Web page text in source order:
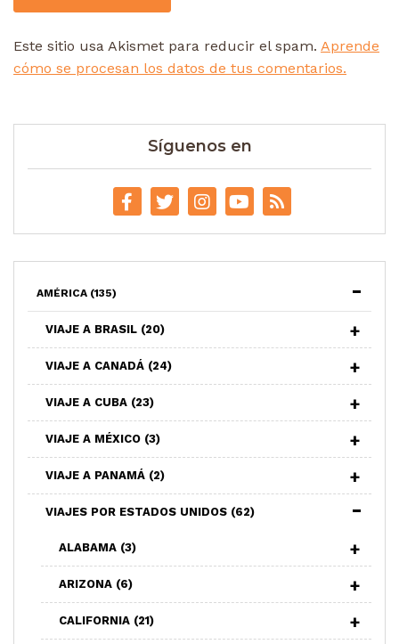
Este sitio usa Akismet para reducir el spam. Aprende
cómo se procesan los datos de tus comentarios.
Síguenos en
AMÉRICA (135)
VIAJE A BRASIL (20)
VIAJE A CANADÁ (24)
VIAJE A CUBA (23)
VIAJE A MÉXICO (3)
VIAJE A PANAMÁ (2)
VIAJES POR ESTADOS UNIDOS (62)
ALABAMA (3)
ARIZONA (6)
CALIFORNIA (21)